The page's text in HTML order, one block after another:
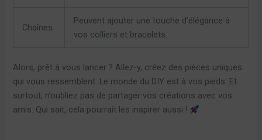
Chaînes
Peuvent ajouter une touche d’élégance à
vos colliers et bracelets.
Alors, prêt à vous lancer ? Allez-y, créez des pièces uniques
qui vous ressemblent. Le monde du DIY est à vos pieds. Et
surtout, n’oubliez pas de partager vos créations avec vos
amis. Qui sait, cela pourrait les inspirer aussi !